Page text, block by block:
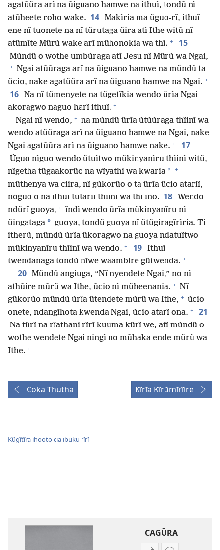
agatũũra arĩ na ũiguano hamwe na ithuĩ, tondũ nĩ
atũheete roho wake. 14 Makĩria ma ũguo-rĩ, ithuĩ
ene nĩ tuonete na nĩ tũrutaga ũira atĩ Ithe witũ nĩ
atũmĩte Mũrũ wake arĩ mũhonokia wa thĩ. + 15
Mũndũ o wothe umbũraga atĩ Jesu nĩ Mũrũ wa Ngai,
+ Ngai atũũraga arĩ na ũiguano hamwe na mũndũ ta
ũcio, nake agatũũra arĩ na ũiguano hamwe na Ngai. +
16 Na nĩ tũmenyete na tũgetĩkia wendo ũrĩa Ngai
akoragwo naguo harĩ ithuĩ. +
Ngai nĩ wendo, + na mũndũ ũrĩa ũtũũraga thĩinĩ wa
wendo atũũraga arĩ na ũiguano hamwe na Ngai, nake
Ngai agatũũra arĩ na ũiguano hamwe nake. + 17
Ũguo nĩguo wendo ũtuĩtwo mũkinyanĩru thĩinĩ witũ,
nĩgetha tũgaakorũo na wĩyathi wa kwaria * +
mũthenya wa ciira, nĩ gũkorũo o ta ũrĩa ũcio atariĩ,
noguo o na ithuĩ tũtariĩ thĩinĩ wa thĩ ĩno. 18 Wendo
ndũrĩ guoya, + ĩndĩ wendo ũrĩa mũkinyanĩru nĩ
ũingataga * guoya, tondũ guoya nĩ ũtũgiragĩrĩria. Ti
itherũ, mũndũ ũrĩa ũkoragwo na guoya ndatuĩtwo
mũkinyanĩru thĩinĩ wa wendo. + 19 Ithuĩ
twendanaga tondũ nĩwe waambire gũtwenda. +
20 Mũndũ angiuga, “Nĩ nyendete Ngai,” no nĩ
athũire mũrũ wa Ithe, ũcio nĩ mũheenania. + Nĩ
gũkorũo mũndũ ũrĩa ũtendete mũrũ wa Ithe, + ũcio
onete, ndangĩhota kwenda Ngai, ũcio atarĩ ona. + 21
Na tũrĩ na rĩathani rĩrĩ kuuma kũrĩ we, atĩ mũndũ o
wothe wendete Ngai ningĩ no mũhaka ende mũrũ wa
Ithe. +
Coka Thutha Kĩrĩa Kĩrũmĩrĩire
Kũgĩtĩra ihooto cia ibuku rĩrĩ
CAGŨRA